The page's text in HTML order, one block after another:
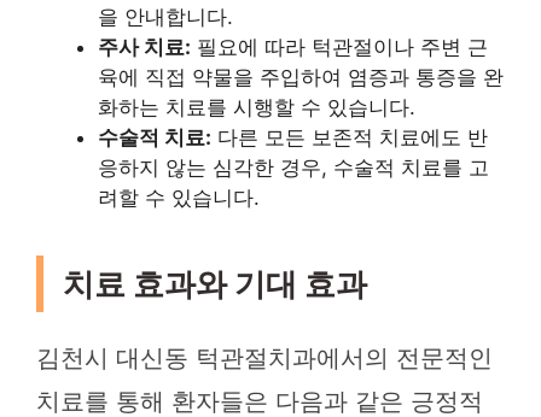
을 안내합니다.
주사 치료: 필요에 따라 턱관절이나 주변 근
육에 직접 약물을 주입하여 염증과 통증을 완
화하는 치료를 시행할 수 있습니다.
수술적 치료: 다른 모든 보존적 치료에도 반
응하지 않는 심각한 경우, 수술적 치료를 고
려할 수 있습니다.
치료 효과와 기대 효과
김천시 대신동 턱관절치과에서의 전문적인
치료를 통해 환자들은 다음과 같은 긍정적